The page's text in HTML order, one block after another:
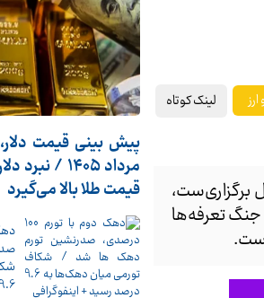
لینک کوتاه
برگزاری‌ست،
جنگ تعرفه‌ها
مرداد ۱۴۰۵
قیمت طلا بالا می‌گیرد
9.6 درصد رسید + اینفوگرافی